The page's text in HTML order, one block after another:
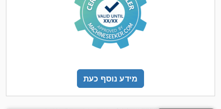
מידע נוסף כעת